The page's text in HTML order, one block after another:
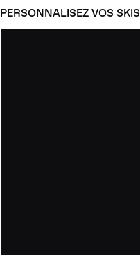
PERSONNALISEZ VOS SKIS